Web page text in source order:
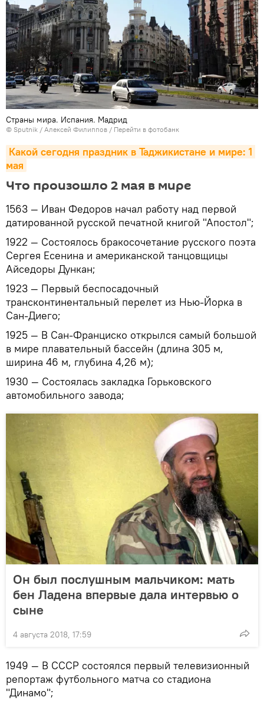
Страны мира. Испания. Мадрид
© Sputnik / Алексей Филиппов / Перейти в фотобанк
Какой сегодня праздник в Таджикистане и мире: 1
мая
Что произошло 2 мая в мире
1563 — Иван Федоров начал работу над первой
датированной русской печатной книгой "Апостол";
1922 — Состоялось бракосочетание русского поэта
Сергея Есенина и американской танцовщицы
Айседоры Дункан;
1923 — Первый беспосадочный
трансконтинентальный перелет из Нью-Йорка в
Сан-Диего;
1925 — В Сан-Франциско открылся самый большой
в мире плавательный бассейн (длина 305 м,
ширина 46 м, глубина 4,26 м);
1930 — Состоялась закладка Горьковского
автомобильного завода;
Он был послушным мальчиком: мать
бен Ладена впервые дала интервью о
сыне
4 августа 2018, 17:59
1949 — В СССР состоялся первый телевизионный
репортаж футбольного матча со стадиона
"Динамо";